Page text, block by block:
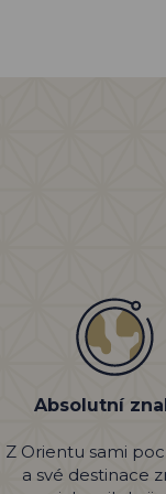
Absolutní
Z Orientu sami
a své destinace